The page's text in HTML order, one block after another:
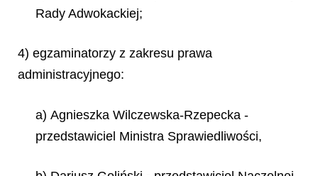
Rady Adwokackiej;
4) egzaminatorzy z zakresu prawa
administracyjnego:
a) Agnieszka Wilczewska-Rzepecka -
przedstawiciel Ministra Sprawiedliwości,